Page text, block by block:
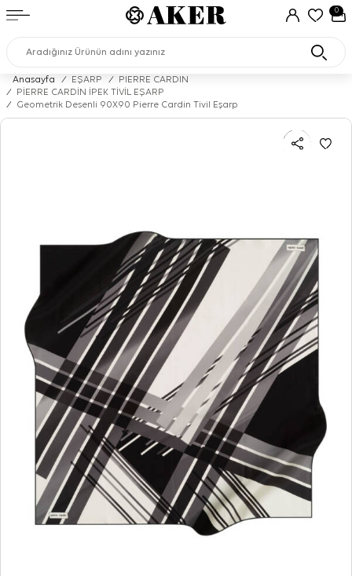
0
Anasayfa / EŞARP /
PIERRE CARDIN
/
PİERRE CARDİN İPEK TİVİL EŞARP
/
Geometrik Desenli 90X90 Pierre Cardin Tivil Eşarp